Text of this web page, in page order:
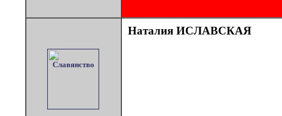
Наталия ИСЛАВСКАЯ